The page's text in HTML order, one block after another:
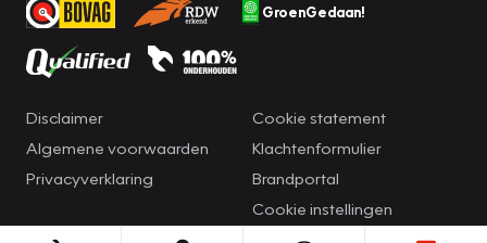
GroenGedaan!
Disclaimer
Algemene voorwaarden
Privacyverklaring
Cookie statement
Klachtenformulier
Brandportal
Cookie instellingen